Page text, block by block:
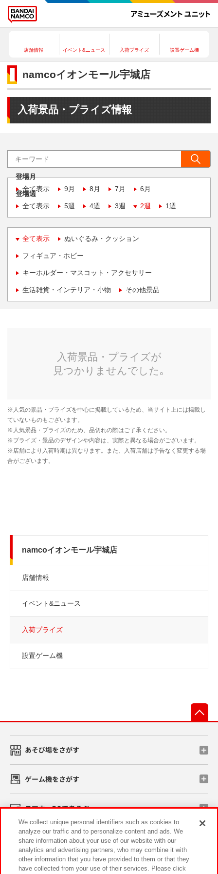
店舗情報 イベント&ニュース 入荷プライズ 設置ゲーム機
namcoイオンモール宇城店
入荷景品・プライズ情報
登場月
全て表示
9月 8月 7月 6月
登場週
全て表示
5週 4週 3週 2週 1週
全て表示 ぬいぐるみ・クッション
フィギュア・ホビー
キーホルダー・マスコット・アクセサリー
生活雑貨・インテリア・小物 その他景品
namcoイオンモール宇城店
店舗情報
イベント&ニュース
入荷プライズ
設置ゲーム機
あそび場をさがす
ゲーム機をさがす
スマホ・PCであそぶ
イベント・キャンペーン
We collect unique personal identifiers such as cookies to
analyze our traffic and to personalize content and ads. We
share information about your use of our website with our
analytics and advertising partners, who may combine it with
other information that you have provided to them or that they
have collected from your use of their services. Please click